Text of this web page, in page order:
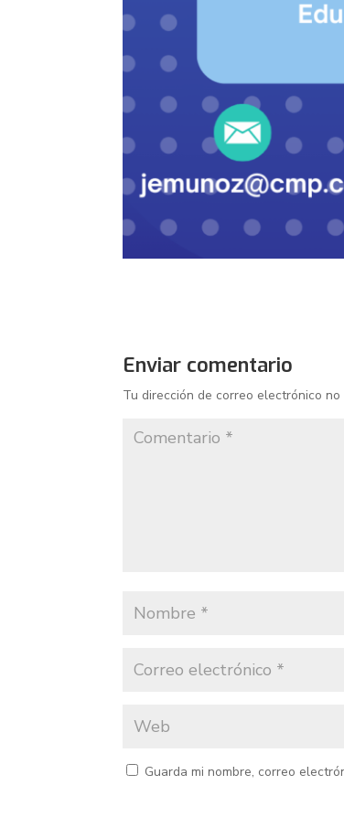
Enviar comentario
Tu dirección de correo electrónico
Guarda mi nombre, correo